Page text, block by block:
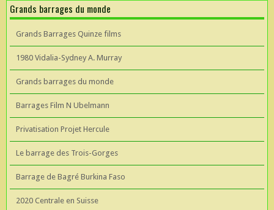
Grands barrages du monde
Grands Barrages Quinze films
1980 Vidalia-Sydney A. Murray
Grands barrages du monde
Barrages Film N Ubelmann
Privatisation Projet Hercule
Le barrage des Trois-Gorges
Barrage de Bagré Burkina Faso
2020 Centrale en Suisse